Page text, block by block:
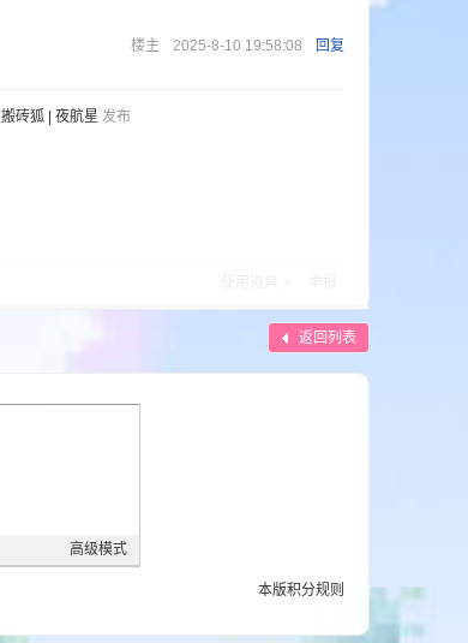
楼主 2025-8-10 19:58:08 回复
搬砖狐 | 夜航星 发布
返回列表
高级模式
本版积分规则